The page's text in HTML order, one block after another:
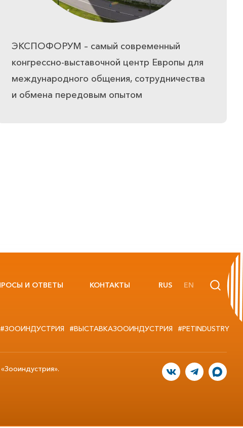
ЭКСПОФОРУМ – самый современный
конгрессно-выставочной центр Европы для
международного общения, сотрудничества
и обмена передовым опытом
И ОТВЕТЫ КОНТАКТЫ RUS EN
#ЗООИНДУСТРИЯ #ВЫСТАВКАЗООИНДУСТРИЯ #PETINDUSTRY